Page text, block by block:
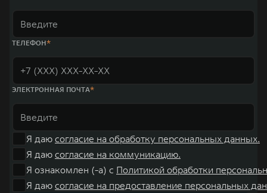
ТЕЛЕФОН
ЭЛЕКТРОННАЯ ПОЧТА
Я даю согласие на обработку персональных данных.
Я даю согласие на коммуникацию.
Я ознакомлен (-а) с Политикой обработки
Я даю согласие на предоставление персональных